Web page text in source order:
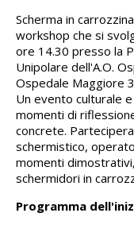
Scherma in
workshop che si
ore 14.30 presso la
Unipolare dell'A.O.
Ospedale Maggiore
Un evento culturale
momenti di
concrete.
schermistico,
momenti
schermidori in
Programma